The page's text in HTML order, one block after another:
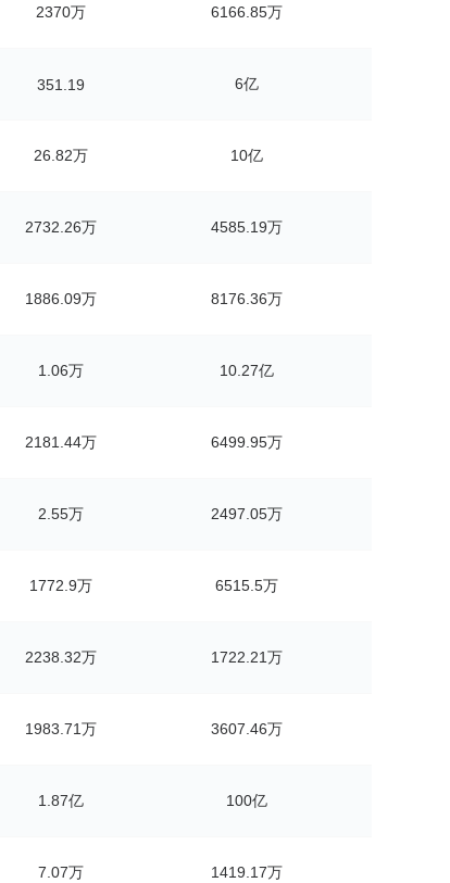
2370万 6166.85万
351.19 6亿
26.82万 10亿
2732.26万 4585.19万
1886.09万 8176.36万
1.06万 10.27亿
2181.44万 6499.95万
2.55万 2497.05万
1772.9万 6515.5万
2238.32万 1722.21万
1983.71万 3607.46万
1.87亿 100亿
7.07万 1419.17万